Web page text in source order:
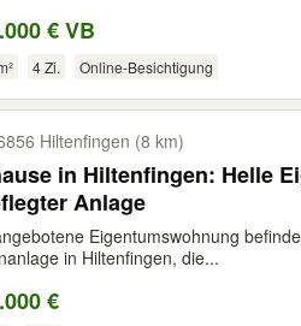
€ VB
4 Zi. Online-Besichtigung
Hiltenfingen (8 km)
in Hiltenfingen: Helle
Anlage
Eigentumswohnung
in Hiltenfingen, die...
€